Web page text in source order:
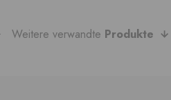
Weitere verwandte Produkte